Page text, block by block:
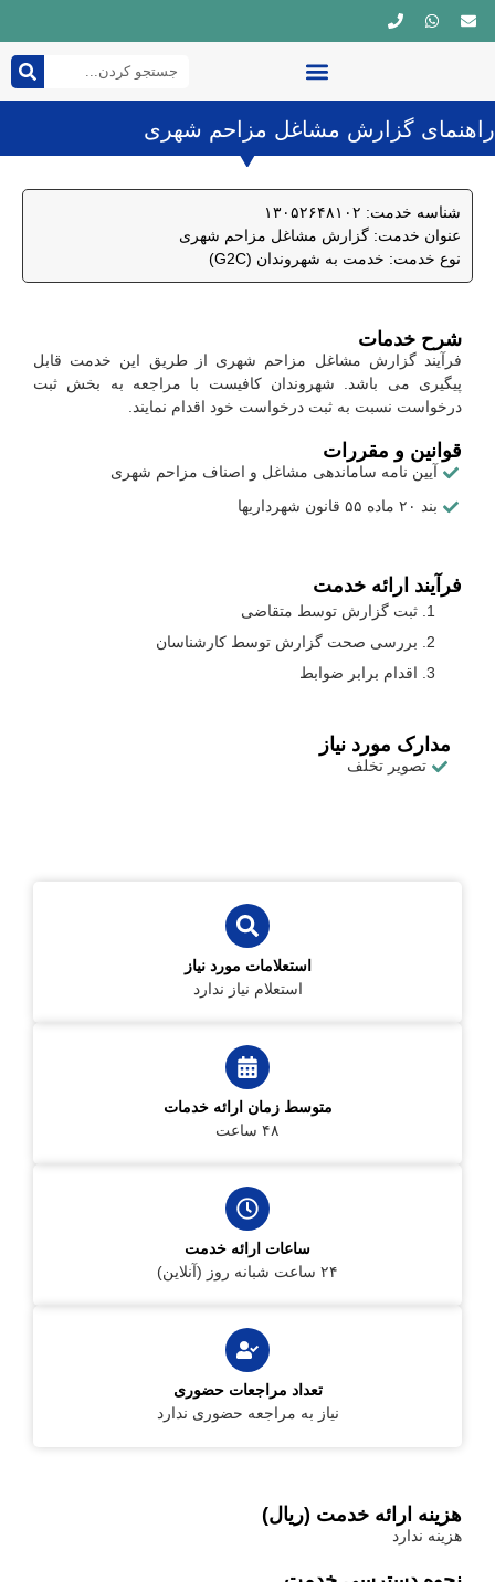
راهنمای گزارش مشاغل مزاحم شهری
شناسه خدمت: ۱۳۰۵۲۶۴۸۱۰۲
عنوان خدمت: گزارش مشاغل مزاحم شهری
نوع خدمت: خدمت به شهروندان (G2C)
شرح خدمات
فرآیند گزارش مشاغل مزاحم شهری از طریق این خدمت قابل
پیگیری می باشد. شهروندان کافیست با مراجعه به بخش ثبت
درخواست نسبت به ثبت درخواست خود اقدام نمایند.
قوانین و مقررات
آیین نامه ساماندهی مشاغل و اصناف مزاحم شهری
بند ۲۰ ماده ۵۵ قانون شهرداریها
فرآیند ارائه خدمت
ثبت گزارش توسط متقاضی
بررسی صحت گزارش توسط کارشناسان
اقدام برابر ضوابط
مدارک مورد نیاز
تصویر تخلف
استعلامات مورد نیاز
استعلام نیاز ندارد
متوسط زمان ارائه خدمات
۴۸ ساعت
ساعات ارائه خدمت
۲۴ ساعت شبانه روز (آنلاین)
تعداد مراجعات حضوری
نیاز به مراجعه حضوری ندارد
هزینه ارائه خدمت (ریال)
هزینه ندارد